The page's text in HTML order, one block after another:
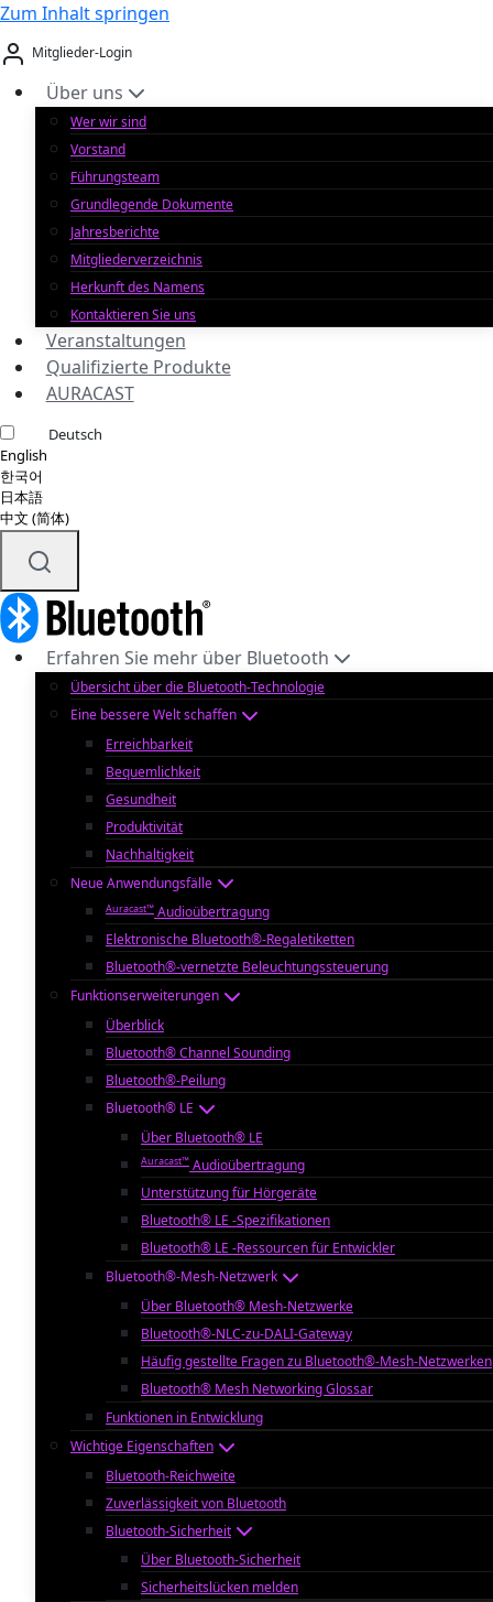
Zum Inhalt springen
Mitglieder-Login
Über uns
Wer wir sind
Vorstand
Führungsteam
Grundlegende Dokumente
Jahresberichte
Mitgliederverzeichnis
Herkunft des Namens
Kontaktieren Sie uns
Veranstaltungen
Qualifizierte Produkte
AURACAST
Deutsch
English
한국어
日本語
中文 (简体)
Erfahren Sie mehr über Bluetooth
Übersicht über die Bluetooth-Technologie
Eine bessere Welt schaffen
Erreichbarkeit
Bequemlichkeit
Gesundheit
Produktivität
Nachhaltigkeit
Neue Anwendungsfälle
Auracast™ Audioübertragung
Elektronische Bluetooth®-Regaletiketten
Bluetooth®-vernetzte Beleuchtungssteuerung
Funktionserweiterungen
Überblick
Bluetooth® Channel Sounding
Bluetooth®-Peilung
Bluetooth® LE
Über Bluetooth® LE
Auracast™ Audioübertragung
Unterstützung für Hörgeräte
Bluetooth® LE -Spezifikationen
Bluetooth® LE -Ressourcen für Entwickler
Bluetooth®-Mesh-Netzwerk
Über Bluetooth® Mesh-Netzwerke
Bluetooth®-NLC-zu-DALI-Gateway
Häufig gestellte Fragen zu Bluetooth®-Mesh-Netzwerken
Bluetooth® Mesh Networking Glossar
Funktionen in Entwicklung
Wichtige Eigenschaften
Bluetooth-Reichweite
Zuverlässigkeit von Bluetooth
Bluetooth-Sicherheit
Über Bluetooth-Sicherheit
Sicherheitslücken melden